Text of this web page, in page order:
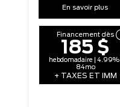
En savoir plus
Financement dès
185 $
hebdomadaire | 4.99% |
84mo
+ TAXES ET IMM